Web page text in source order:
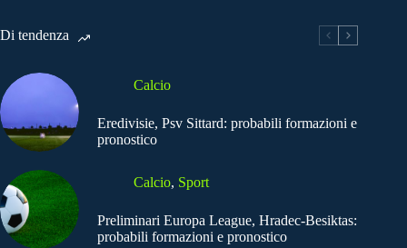
Di tendenza
Calcio
Eredivisie, Psv Sittard: probabili formazioni e
pronostico
Calcio, Sport
Preliminari Europa League, Hradec-Besiktas:
probabili formazioni e pronostico